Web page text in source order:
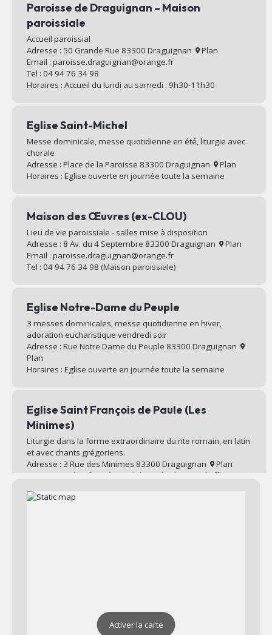
Paroisse de Draguignan – Maison
paroissiale
Accueil paroissial
Adresse : 50 Grande Rue 83300 Draguignan
Plan
Email : paroisse.draguignan@orange.fr
Tel : 04 94 76 34 98
Horaires : Accueil du lundi au samedi : 9h30-11h30
Eglise Saint-Michel
Messe dominicale, messe quotidienne en été, liturgie avec
chorale
Adresse : Place de la Paroisse 83300 Draguignan
Plan
Horaires : Eglise ouverte en journée toute la semaine
Maison des Œuvres (ex-CLOU)
Lieu de vie paroissiale - salles mise à disposition
Adresse : 8 Av. du 4 Septembre 83300 Draguignan
Plan
Email : paroisse.draguignan@orange.fr
Tel : 04 94 76 34 98 (Maison paroissiale)
Eglise Notre-Dame du Peuple
3 messes dominicales, messe quotidienne en hiver,
adoration eucharistique vendredi soir
Adresse : Rue Notre Dame du Peuple 83300 Draguignan
Plan
Horaires : Eglise ouverte en journée toute la semaine
Eglise Saint François de Paule (Les
Minimes)
Liturgie dans la forme extraordinaire du rite romain, en latin
et avec chants grégoriens.
Adresse : 3 Rue des Minimes 83300 Draguignan
Plan
Horaires : Eglise fermée en dehors des heures d’offices
Chapelle de l’Institution Saint Joseph
Activer la carte